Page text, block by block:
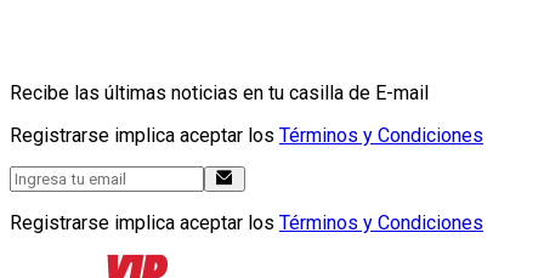
Recibe las últimas noticias en tu casilla de E-mail
Registrarse implica aceptar los Términos y Condiciones
Registrarse implica aceptar los Términos y Condiciones